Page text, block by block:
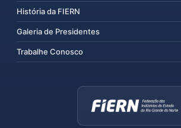
História da FIERN
Galeria de Presidentes
Trabalhe Conosco